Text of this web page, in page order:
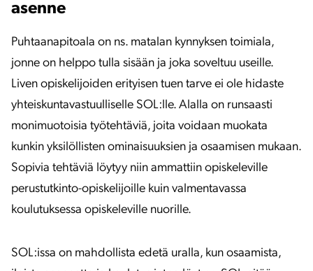
asenne
Puhtaanapitoala on ns. matalan kynnyksen toimiala,
jonne on helppo tulla sisään ja joka soveltuu useille.
Liven opiskelijoiden erityisen tuen tarve ei ole hidaste
yhteiskuntavastuulliselle SOL:lle. Alalla on runsaasti
monimuotoisia työtehtäviä, joita voidaan muokata
kunkin yksilöllisten ominaisuuksien ja osaamisen mukaan.
Sopivia tehtäviä löytyy niin ammattiin opiskeleville
perustutkinto-opiskelijoille kuin valmentavassa
koulutuksessa opiskeleville nuorille.
SOL:issa on mahdollista edetä uralla, kun osaamista,